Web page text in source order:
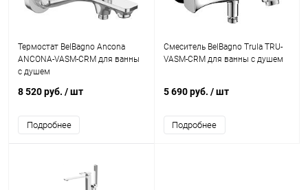
Термостат BelBagno Ancona
ANCONA-VASM-CRM для ванны
с душем
8 520 руб. / шт
Подробнее
Смеситель BelBagno Trula TRU-
VASM-CRM для ванны с душем
5 690 руб. / шт
Подробнее